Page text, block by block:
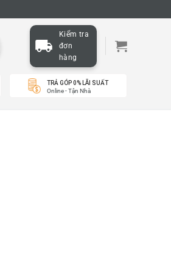
Kiểm tra
đơn
hàng
TRẢ GÓP 0% LÃI SUẤT
Online - Tận Nhà